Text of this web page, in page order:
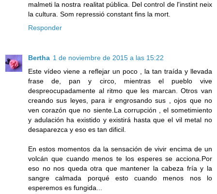
malmeti la nostra realitat pública. Del control de l'instint neix
la cultura. Som repressió constant fins la mort.
Responder
Bertha 1 de noviembre de 2015 a las 15:22
Este vídeo viene a reflejar un poco , la tan traída y llevada
frase de, pan y circo, mientras el pueblo vive
despreocupadamente al ritmo que les marcan. Otros van
creando sus leyes, para ir engrosando sus , ojos que no
ven corazón que no siente.La corrupción , el sometimiento
y adulación ha existido y existirá hasta que el vil metal no
desaparezca y eso es tan dificil.
En estos momentos da la sensación de vivir encima de un
volcán que cuando menos te los esperes se acciona.Por
eso no nos queda otra que mantener la cabeza fría y la
sangre calmada porqué esto cuando menos nos lo
esperemos es fungida...